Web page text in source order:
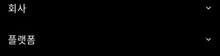
회사
플랫폼